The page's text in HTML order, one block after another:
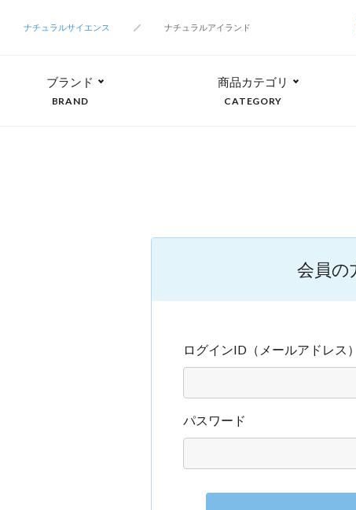
ナチュラルサイエンス
ナチュラルアイランド
ブランド
BRAND
商品カテゴリ
CATEGORY
会員の
ログインID（メールアドレス）
パスワード